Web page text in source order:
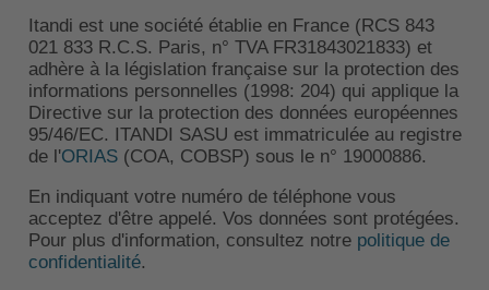
Itandi est une société établie en France (RCS 843
021 833 R.C.S. Paris, n° TVA FR31843021833) et
adhère à la législation française sur la protection des
informations personnelles (1998: 204) qui applique la
Directive sur la protection des données européennes
95/46/EC. ITANDI SASU est immatriculée au registre
de l'ORIAS(COA, COBSP) sous le n° 19000886.
En indiquant votre numéro de téléphone vous
acceptez d'être appelé. Vos données sont protégées.
Pour plus d'information, consultez notre politique de
confidentialité.